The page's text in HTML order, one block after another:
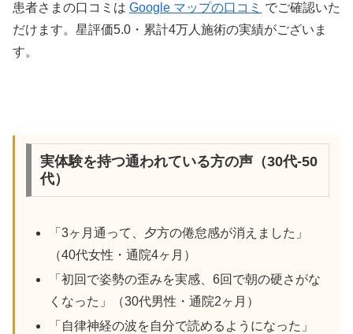
患者さまの口コミは Google マップの口コミ でご確認いた
だけます。星評価5.0・累計4万人施術の実績がございま
す。
実体験を持つ通われている方の声（30代-50
代）
「3ヶ月通って、夕方の倦怠感が消えました」
（40代女性・通院4ヶ月）
「初回で姿勢の歪みを実感、6回で朝の硬さがな
くなった」（30代男性・通院2ヶ月）
「自律神経の波を自分で読めるようになった」